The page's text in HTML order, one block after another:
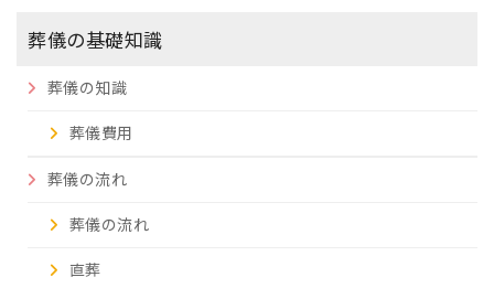
葬儀の基礎知識
葬儀の知識
葬儀費用
葬儀の流れ
葬儀の流れ
直葬